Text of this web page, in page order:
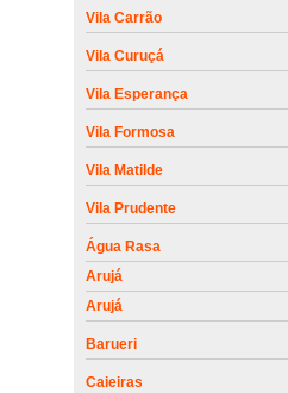
Vila Carrão
Vila Curuçá
Vila Esperança
Vila Formosa
Vila Matilde
Vila Prudente
Água Rasa
Arujá
Arujá
Barueri
Caieiras